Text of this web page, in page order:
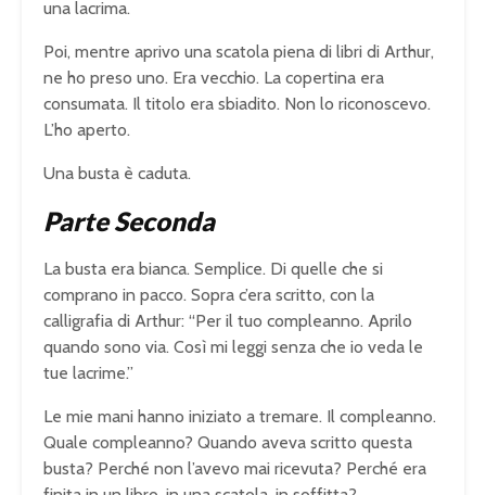
una lacrima.
Poi, mentre aprivo una scatola piena di libri di Arthur,
ne ho preso uno. Era vecchio. La copertina era
consumata. Il titolo era sbiadito. Non lo riconoscevo.
L’ho aperto.
Una busta è caduta.
Parte Seconda
La busta era bianca. Semplice. Di quelle che si
comprano in pacco. Sopra c’era scritto, con la
calligrafia di Arthur: “Per il tuo compleanno. Aprilo
quando sono via. Così mi leggi senza che io veda le
tue lacrime.”
Le mie mani hanno iniziato a tremare. Il compleanno.
Quale compleanno? Quando aveva scritto questa
busta? Perché non l’avevo mai ricevuta? Perché era